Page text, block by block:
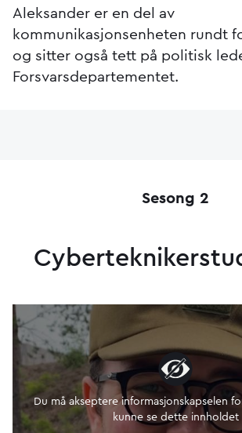
Aleksander er en del av
kommunikasjonsenheten rundt
og sitter også tett på politisk
Forsvarsdepartementet.
Sesong 2
Du må akseptere informasjonskapselen
kunne se dette innholdet